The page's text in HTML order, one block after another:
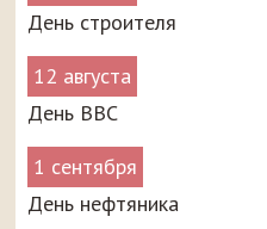
День строителя
12 августа
День ВВС
1 сентября
День нефтяника